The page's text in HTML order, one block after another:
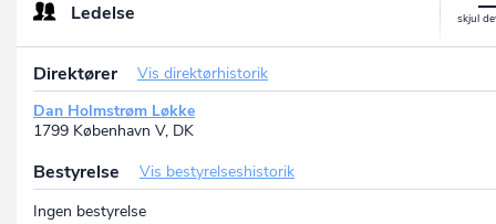
Ledelse
Direktører
Vis direktørhistorik
Dan Holmstrøm Løkke
1799 København V, DK
Bestyrelse
Vis bestyrelseshistorik
Ingen bestyrelse